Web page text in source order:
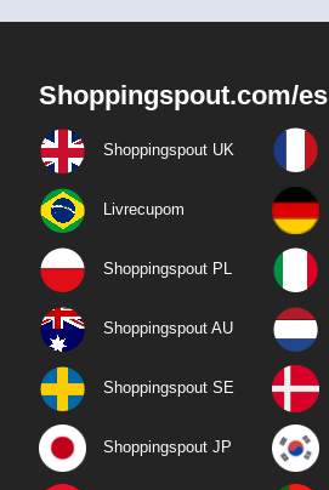
Shoppingspout.com/es
Shoppingspout UK
Livrecupom
Shoppingspout PL
Shoppingspout AU
Shoppingspout SE
Shoppingspout JP